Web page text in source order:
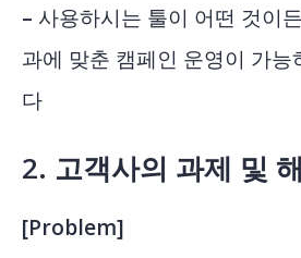
– 사용하시는 툴이 어떤 것이
과에 맞춘 캠페인 운영이 가능
다
2. 고객사의 과제 및
[Problem]